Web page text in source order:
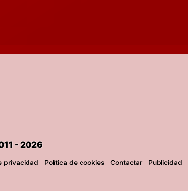
- 2026
privacidad Política de cookies Contactar Publicidad